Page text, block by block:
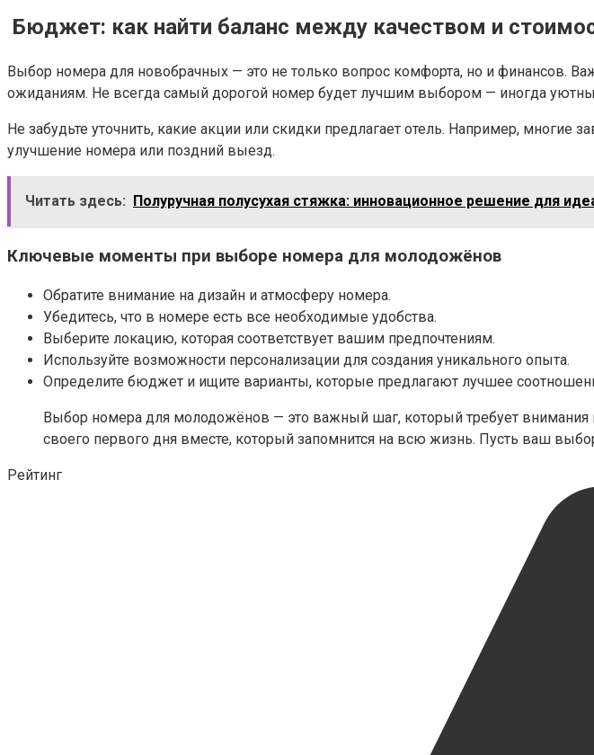
Бюджет: как найти баланс между качеством и
Выбор номера для новобрачных — это не только вопрос комфорта, но и финансов.
ожиданиям. Не всегда самый дорогой номер будет лучшим выбором — иногда
Не забудьте уточнить, какие акции или скидки предлагает отель. Например,
улучшение номера или поздний выезд.
Читать здесь: Полуручная полусухая стяжка: инновационное решение для
Ключевые моменты при выборе номера для молодожёнов
Обратите внимание на дизайн и атмосферу номера.
Убедитесь, что в номере есть все необходимые удобства.
Выберите локацию, которая соответствует вашим предпочтениям.
Используйте возможности персонализации для создания уникального опыта.
Определите бюджет и ищите варианты, которые предлагают лучшее
Выбор номера для молодожёнов — это важный шаг, который требует
своего первого дня вместе, который запомнится на всю жизнь. Пусть ваш
Рейтинг